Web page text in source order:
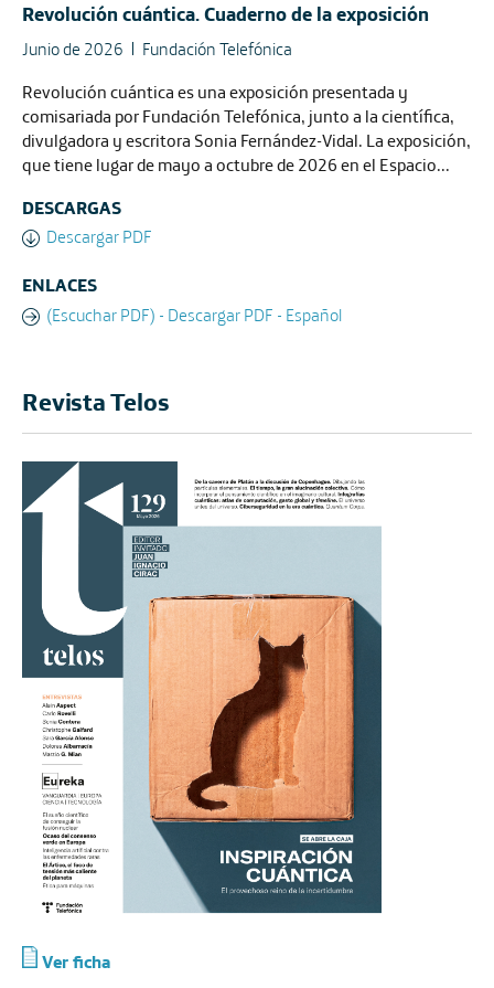
Revolución cuántica. Cuaderno de la exposición
Junio de 2026
Fundación Telefónica
Revolución cuántica es una exposición presentada y
comisariada por Fundación Telefónica, junto a la científica,
divulgadora y escritora Sonia Fernández-Vidal. La exposición,
que tiene lugar de mayo a octubre de 2026 en el Espacio...
DESCARGAS
Descargar PDF
ENLACES
(Escuchar PDF) - Descargar PDF - Español
Revista Telos
Ver ficha